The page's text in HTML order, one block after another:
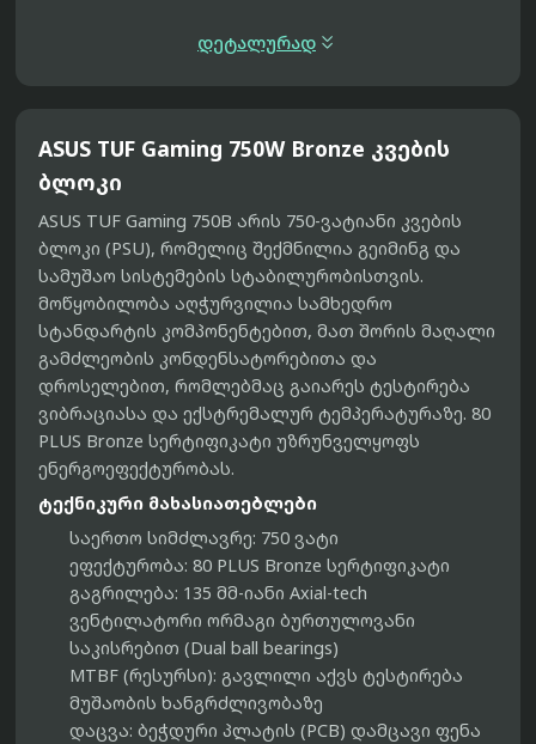
დეტალურად 
ASUS TUF Gaming 750W Bronze კვების
ბლოკი
ASUS TUF Gaming 750B არის 750-ვატიანი კვების
ბლოკი (PSU), რომელიც შექმნილია გეიმინგ და
სამუშაო სისტემების სტაბილურობისთვის.
მოწყობილობა აღჭურვილია სამხედრო
სტანდარტის კომპონენტებით, მათ შორის მაღალი
გამძლეობის კონდენსატორებითა და
დროსელებით, რომლებმაც გაიარეს ტესტირება
ვიბრაციასა და ექსტრემალურ ტემპერატურაზე. 80
PLUS Bronze სერტიფიკატი უზრუნველყოფს
ენერგოეფექტურობას.
ტექნიკური მახასიათებლები
საერთო სიმძლავრე: 750 ვატი
ეფექტურობა: 80 PLUS Bronze სერტიფიკატი
გაგრილება: 135 მმ-იანი Axial-tech
ვენტილატორი ორმაგი ბურთულოვანი
საკისრებით (Dual ball bearings)
MTBF (რესურსი): გავლილი აქვს ტესტირება
მუშაობის ხანგრძლივობაზე
დაცვა: ბეჭდური პლატის (PCB) დამცავი ფენა